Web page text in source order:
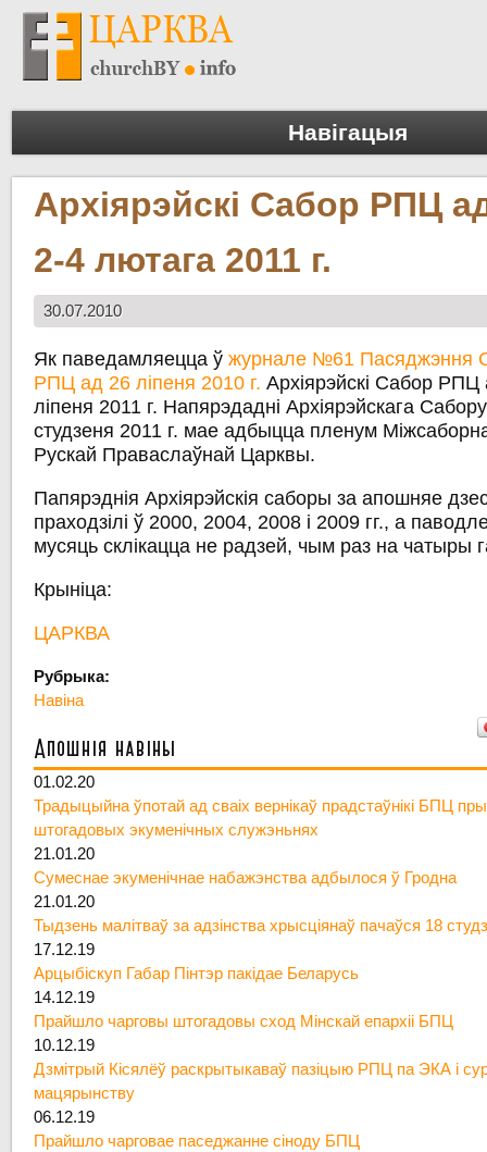
Навігацыя
Архіярэйскі Сабор РПЦ
2-4 лютага 2011 г.
30.07.2010
Як паведамляецца ўжурнале №61 Пасяджэння
РПЦ ад 26 ліпеня 2010 г. Архіярэйскі Сабор РПЦ
ліпеня 2011 г. Напярэдадні Архіярэйскага
студзеня 2011 г. мае адбыцца пленум
Рускай Праваслаўнай Царквы.
Папярэднія Архіярэйскія саборы за апошняе
праходзілі ў 2000, 2004, 2008 і 2009 гг., а
мусяць склікацца не радзей, чым раз на чатыры
Крыніца:
ЦАРКВА
Рубрыка:
Навіна
Апошнія навіны
01.02.20
Традыцыйна ўпотай ад сваіх вернікаў прадстаўнікі БПЦ
штогадовых экуменічных служэньнях
21.01.20
Сумеснае экуменічнае набажэнства адбылося ў Гродна
21.01.20
Тыдзень малітваў за адзінства хрысціянаў пачаўся 18
17.12.19
Арцыбіскуп Габар Пінтэр пакідае Беларусь
14.12.19
Прайшло чарговы штогадовы сход Мінскай епархіі БПЦ
10.12.19
Дзмітрый Кісялёў раскрытыкаваў пазіцыю РПЦ па ЭКА і
мацярынству
06.12.19
Прайшло чарговае паседжанне сіноду БПЦ